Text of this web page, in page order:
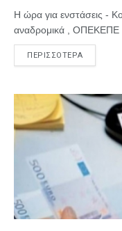
Η ώρα για ενστάσεις -
αναδρομικά , ΟΠΕΚΕΠΕ
ΠΕΡΙΣΣΟΤΕΡΑ